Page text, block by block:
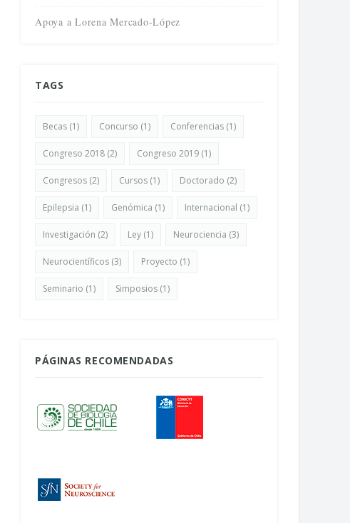
Apoya a Lorena Mercado-López
TAGS
Becas (1) Concurso (1) Conferencias (1)
Congreso 2018 (2) Congreso 2019 (1)
Congresos (2) Cursos (1) Doctorado (2)
Epilepsia (1) Genómica (1) Internacional (1)
Investigación (2) Ley (1) Neurociencia (3)
Neurocientíficos (3) Proyecto (1)
Seminario (1) Simposios (1)
PÁGINAS RECOMENDADAS